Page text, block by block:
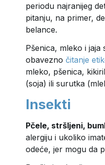
periodu najranijeg
pitanju, na primer,
belance.
Pšenica, mleko i jaja
obavezno čitanje
mleko, pšenica,
(soja) ili surutka
Insekti
Pčele, stršljeni,
alergiju i ukoliko
odeće, jer mogu da